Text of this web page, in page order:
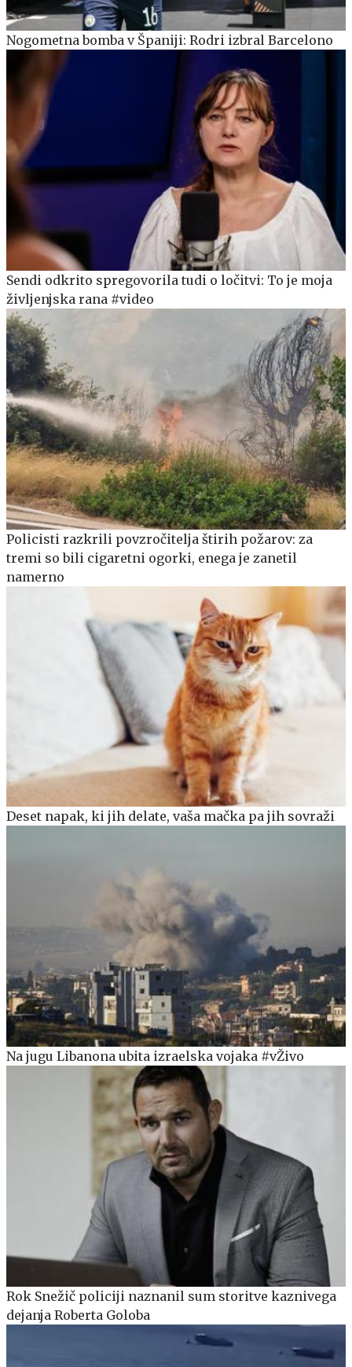
Nogometna bomba v Španiji: Rodri izbral Barcelono
Sendi odkrito spregovorila tudi o ločitvi: To je moja
življenjska rana #video
Policisti razkrili povzročitelja štirih požarov: za
tremi so bili cigaretni ogorki, enega je zanetil
namerno
Deset napak, ki jih delate, vaša mačka pa jih sovraži
Na jugu Libanona ubita izraelska vojaka #vŽivo
Rok Snežič policiji naznanil sum storitve kaznivega
dejanja Roberta Goloba